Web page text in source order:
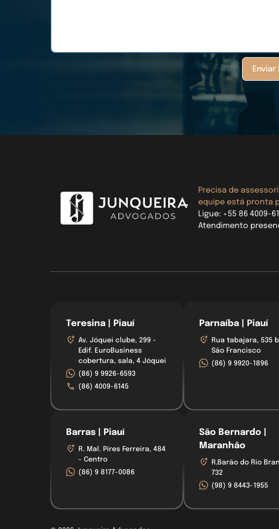
Precisa de
equipe está pronta
Ligue: +55 86 4009-
Atendimento
Teresina | Piauí
Av. Jóquei clube, 299 -
Edif. EuroBusiness
cobertura, sala, 4 Jóquei
(86) 9 9926-6593
(86) 4009-6145
Parnaíba | Piauí
Rua tabajara, 535
São Francisco
(86) 9 9920-1896
Barras | Piauí
R. Mal. Píres Ferreira, 484
- Centro
(86) 9 8177-0086
São Bernardo |
Maranhão
R.Barão do Rio
732
(98) 9 8443-1955